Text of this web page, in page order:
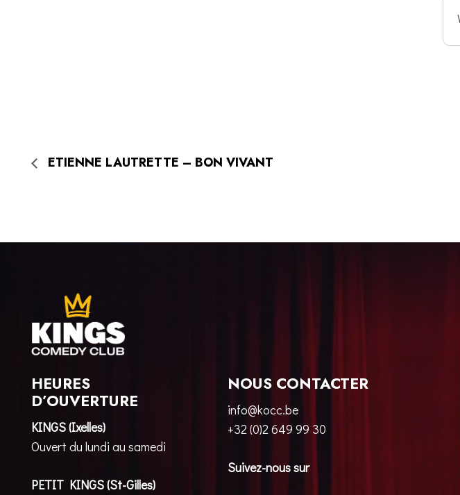
ETIENNE LAUTRETTE – BON VIVANT
HEURES
D’OUVERTURE
KINGS (Ixelles)
Ouvert du lundi au samedi
PETIT KINGS (St-Gilles)
NOUS CONTACTER
info@kocc.be
+32 (0)2 649 99 30
Suivez-nous sur